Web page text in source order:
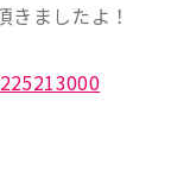
ましたよ！